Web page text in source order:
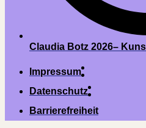
Claudia Botz 2026–
Impressum
Datenschutz
Barrierefreiheit